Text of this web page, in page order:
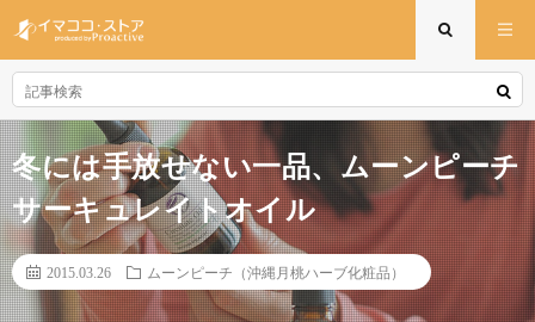
冬には手放せない一品、ムーンピーチ
サーキュレイトオイル
2015.03.26 ムーンピーチ（沖縄月桃ハーブ化粧品）